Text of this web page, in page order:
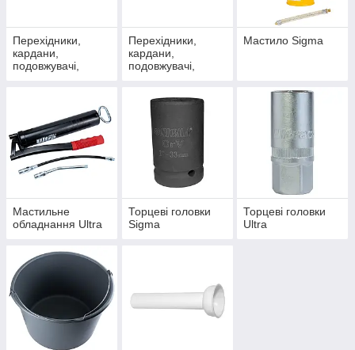
Перехідники,
кардани,
подовжувачі,
Перехідники,
кардани,
подовжувачі,
Мастило Sigma
Мастильне
обладнання Ultra
Торцеві головки
Sigma
Торцеві головки
Ultra